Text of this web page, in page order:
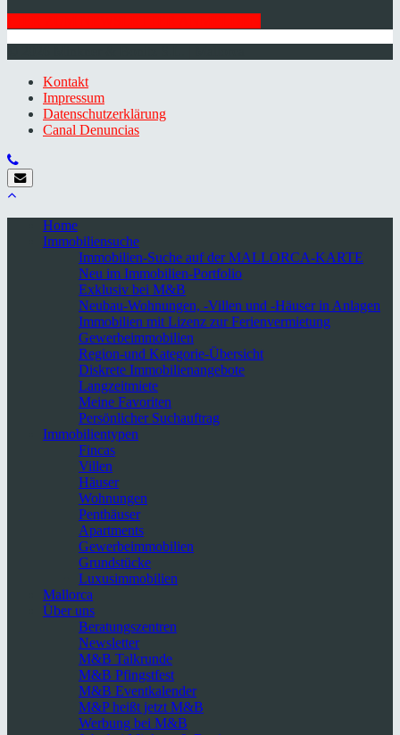
Kontakt
Impressum
Datenschutzerklärung
Canal Denuncias
Home
Immobiliensuche
Immobilien-Suche auf der MALLORCA-KARTE
Neu im Immobilien-Portfolio
Exklusiv bei M&B
Neubau-Wohnungen, -Villen und -Häuser in Anlagen
Immobilien mit Lizenz zur Ferienvermietung
Gewerbeimmobilien
Region-und Kategorie-Übersicht
Diskrete Immobilienangebote
Langzeitmiete
Meine Favoriten
Persönlicher Suchauftrag
Immobilientypen
Fincas
Villen
Häuser
Wohnungen
Penthäuser
Apartments
Gewerbeimmobilien
Grundstücke
Luxusimmobilien
Mallorca
Über uns
Beratungszentren
Newsletter
M&B Talkrunde
M&B Pfingstfest
M&B Eventkalender
M&P heißt jetzt M&B
Werbung bei M&B